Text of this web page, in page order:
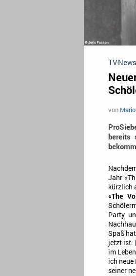
TV-News
von
bereits
Jahr
kürzlich
«The
Party
Spaß
jetzt ist.
im
ich
seiner